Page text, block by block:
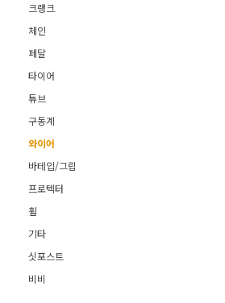
크랭크
체인
페달
타이어
튜브
구동계
와이어
바테입/그립
프로텍터
휠
기타
싯포스트
비비